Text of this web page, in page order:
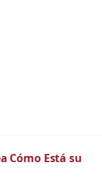
Cómo Está su